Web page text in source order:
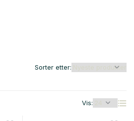
Vis:
Sorter etter: